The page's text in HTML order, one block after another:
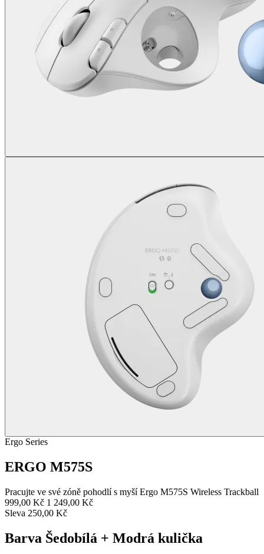
Ergo Series
ERGO M575S
Pracujte ve své zóně pohodlí s myší Ergo M575S Wireless Trackball
999,00 Kč 1 249,00 Kč
Sleva 250,00 Kč
Barva Šedobílá + Modrá kulička